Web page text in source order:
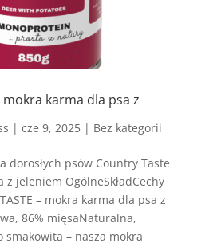
mokra karma dla psa z
| cze 9, 2025| Bez kategorii
dorosłych psów Country Taste
jeleniem OgólneSkładCechy
– mokra karma dla psa z
86% mięsaNaturalna,
smakowita – nasza mokra